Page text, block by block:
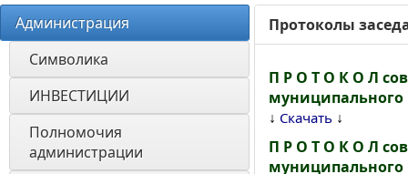
Администрация
Символика
ИНВЕСТИЦИИ
Полномочия
администрации
Протоколы
П Р О Т О К О Л
муниципального
↓ Скачать ↓
П Р О Т О К О Л
муниципального